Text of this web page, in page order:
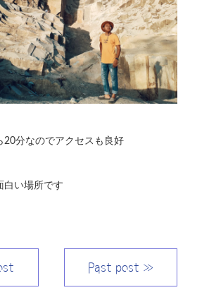
20分なのでアクセスも良好
白い場所です
Past post ≫